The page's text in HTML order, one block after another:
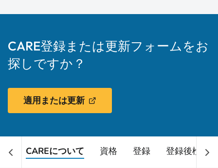
CARE登録または更新フォームをお
探しですか？
適用または更新
CAREについて 資格 登録 登録後検証